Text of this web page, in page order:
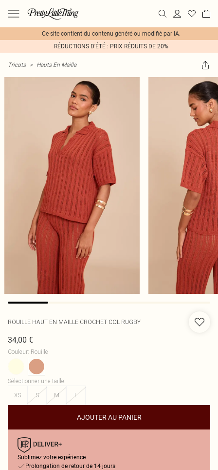
Ce site contient du contenu généré ou modifié par IA.
RÉDUCTIONS D'ÉTÉ : PRIX RÉDUITS DE 20%
Tricots > Hauts En Maille
ROUILLE HAUT EN MAILLE CROCHET COL RUGBY
34,00 €
Couleur: Rouille
Sélectionner une taille:
XS
S M L
AJOUTER AU PANIER
Sublimez votre expérience
Prolongation de retour de 14 jours